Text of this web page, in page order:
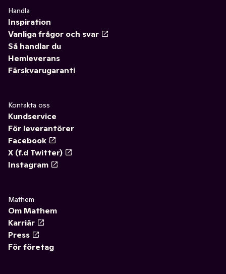
Handla
Inspiration
Vanliga frågor och svar
Så handlar du
Hemleverans
Färskvarugaranti
Kontakta oss
Kundservice
För leverantörer
Facebook
X (f.d Twitter)
Instagram
Mathem
Om Mathem
Karriär
Press
För företag